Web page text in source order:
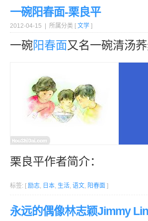
一碗阳春面-栗良平
2012-04-15 | 所属分类 [ 文学 ]
一碗阳春面又名一碗清汤
栗良平作者简介：
标签: [ 励志, 日本, 生活, 语文, 阳春面 ]
永远的偶像林志颖Jimmy Lin